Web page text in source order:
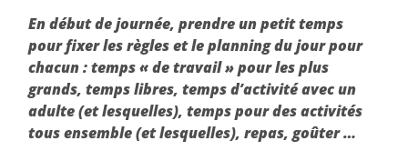
En début de journée, prendre un petit temps
pour fixer les règles et le planning du jour pour
chacun : temps « de travail » pour les plus
grands, temps libres, temps d’activité avec un
adulte (et lesquelles), temps pour des activités
tous ensemble (et lesquelles), repas, goûter …